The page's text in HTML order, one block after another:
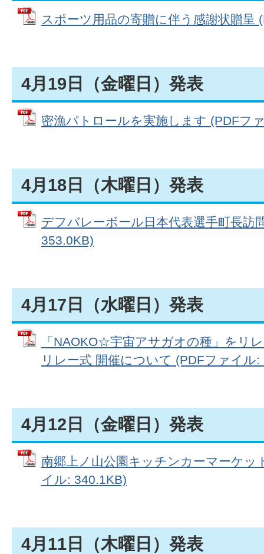
スポーツ用品の寄贈に伴う感謝状贈呈
4月19日（金曜日）発表
密漁パトロールを実施します (PDFフ
4月18日（木曜日）発表
デフバレーボール日本代表選手町長訪
353.0KB)
4月17日（水曜日）発表
「NAOKO☆宇宙アサガオの種」をリ
リレー式 開催について (PDFファイル:
4月12日（金曜日）発表
南郷上ノ山公園キッチンカーマーケッ
イル: 340.1KB)
4月11日（木曜日）発表